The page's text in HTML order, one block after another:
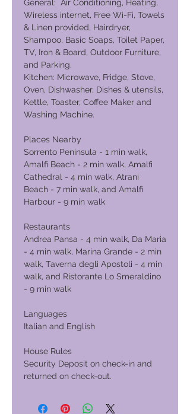
General: Air Conditioning, Heating,
Wireless internet, Free Wi-Fi, Towels
& Linen provided, Hairdryer,
Shampoo, Basic Soaps, Toilet Paper,
TV, Iron & Board, Outdoor Furniture,
and Parking.
Kitchen: Microwave, Fridge, Stove,
Oven, Dishwasher, Dishes & utensils,
Kettle, Toaster, Coffee Maker and
Washing Machine.
Places Nearby
Sorrento Peninsula - 1 min walk,
Amalfi Beach - 2 min walk, Amalfi
Cathedral - 4 min walk, Atrani
Beach - 7 min walk, and Amalfi
Harbour - 9 min walk
Restaurants
Andrea Pansa - 4 min walk, Da Maria
- 4 min walk, Marina Grande - 2 min
walk, Taverna degli Apostoli - 4 min
walk, and Ristorante Lo Smeraldino
- 9 min walk
Languages
Italian and English
House Rules
Security Deposit on check-in and
returned on check-out.